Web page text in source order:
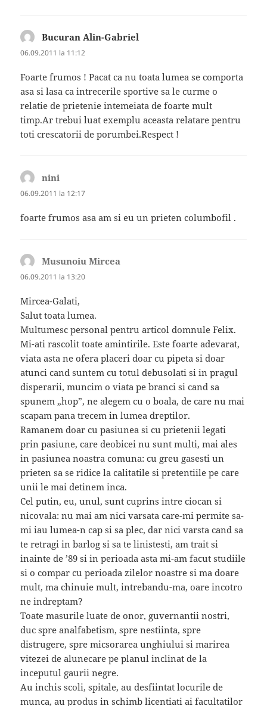
Bucuran Alin-Gabriel
06.09.2011 la 11:12
Foarte frumos ! Pacat ca nu toata lumea se comporta
asa si lasa ca intrecerile sportive sa le curme o
relatie de prietenie intemeiata de foarte mult
timp.Ar trebui luat exemplu aceasta relatare pentru
toti crescatorii de porumbei.Respect !
nini
06.09.2011 la 12:17
foarte frumos asa am si eu un prieten columbofil .
Musunoiu Mircea
06.09.2011 la 13:20
Mircea-Galati,
Salut toata lumea.
Multumesc personal pentru articol domnule Felix.
Mi-ati rascolit toate amintirile. Este foarte adevarat,
viata asta ne ofera placeri doar cu pipeta si doar
atunci cand suntem cu totul debusolati si in pragul
disperarii, muncim o viata pe branci si cand sa
spunem „hop”, ne alegem cu o boala, de care nu mai
scapam pana trecem in lumea dreptilor.
Ramanem doar cu pasiunea si cu prietenii legati
prin pasiune, care deobicei nu sunt multi, mai ales
in pasiunea noastra comuna: cu greu gasesti un
prieten sa se ridice la calitatile si pretentiile pe care
unii le mai detinem inca.
Cel putin, eu, unul, sunt cuprins intre ciocan si
nicovala: nu mai am nici varsata care-mi permite sa-
mi iau lumea-n cap si sa plec, dar nici varsta cand sa
te retragi in barlog si sa te linistesti, am trait si
inainte de ’89 si in perioada asta mi-am facut studiile
si o compar cu perioada zilelor noastre si ma doare
mult, ma chinuie mult, intrebandu-ma, oare incotro
ne indreptam?
Toate masurile luate de onor, guvernantii nostri,
duc spre analfabetism, spre nestiinta, spre
distrugere, spre micsorarea unghiului si marirea
vitezei de alunecare pe planul inclinat de la
inceputul gaurii negre.
Au inchis scoli, spitale, au desfiintat locurile de
munca, au produs in schimb licentiati ai facultatilor